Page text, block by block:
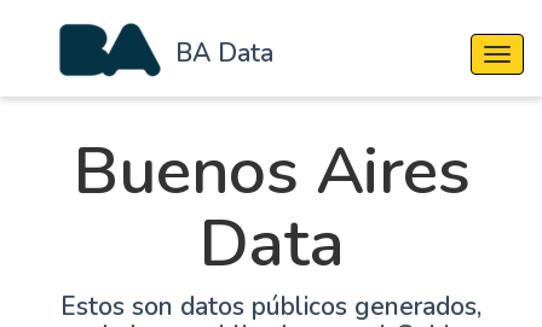
BA Data
Buenos Aires
Data
Estos son datos públicos generados,